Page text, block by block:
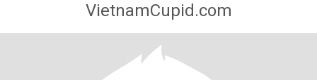
VietnamCupid.com